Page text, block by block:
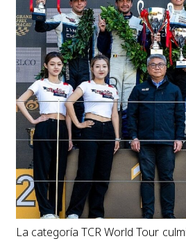
La categoría TCR World Tour